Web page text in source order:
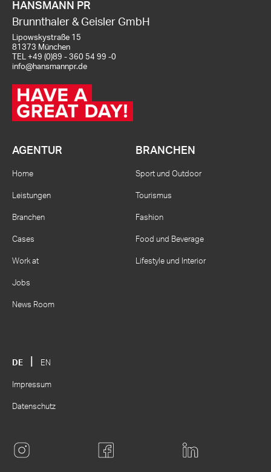
HANSMANN PR
Brunnthaler & Geisler GmbH
Lipowskystraße 15
81373 München
TEL +49 (0)89 - 360 54 99 -0
info@hansmannpr.de
AGENTUR
Home
Leistungen
Branchen
Cases
Work at
Jobs
News Room
BRANCHEN
Sport und Outdoor
Tourismus
Fashion
Food und Beverage
Lifestyle und Interior
DE EN
Impressum
Datenschutz